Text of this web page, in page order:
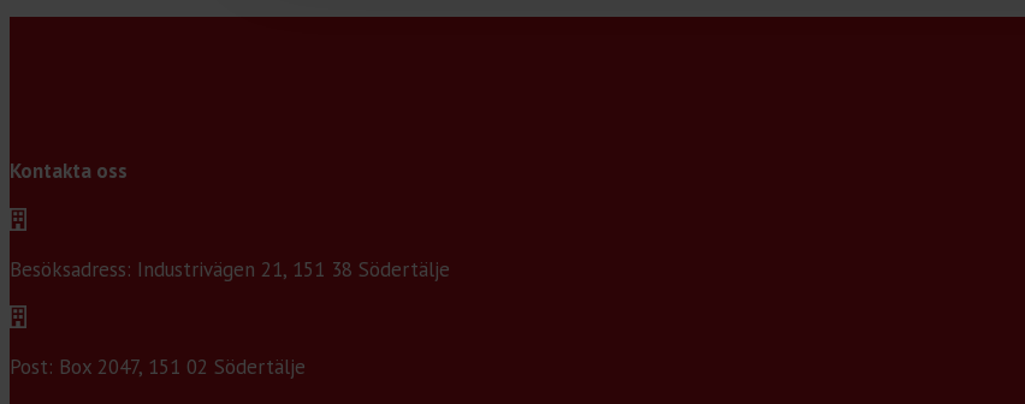
Kontakta oss
Besöksadress: Industrivägen 21, 151 38 Södertälje
Post: Box 2047, 151 02 Södertälje